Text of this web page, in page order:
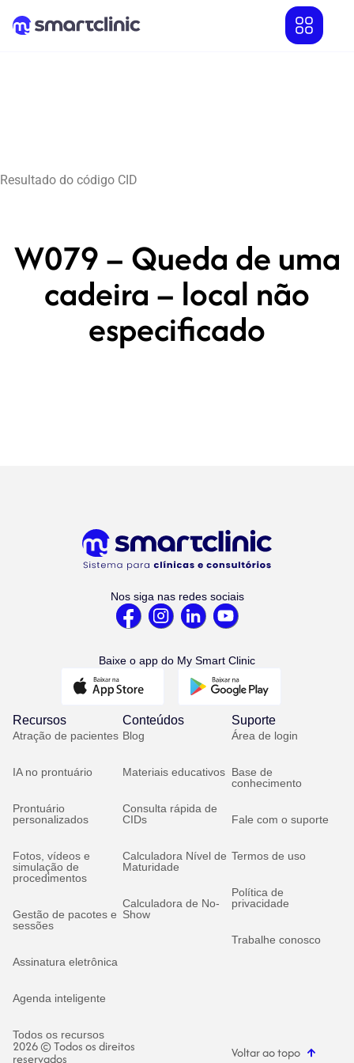
Resultado do código CID
W079 – Queda de uma
cadeira – local não
especificado
Nos siga nas redes sociais
Baixe o app do My Smart Clinic
Recursos
Atração de pacientes
IA no prontuário
Prontuário
personalizados
Fotos, vídeos e
simulação de
procedimentos
Gestão de pacotes e
sessões
Assinatura eletrônica
Agenda inteligente
Todos os recursos
Conteúdos
Blog
Materiais educativos
Consulta rápida de
CIDs
Calculadora Nível de
Maturidade
Calculadora de No-
Show
Suporte
Área de login
Base de
conhecimento
Fale com o suporte
Termos de uso
Política de
privacidade
Trabalhe conosco
2026 © Todos os direitos
reservados Voltar ao topo